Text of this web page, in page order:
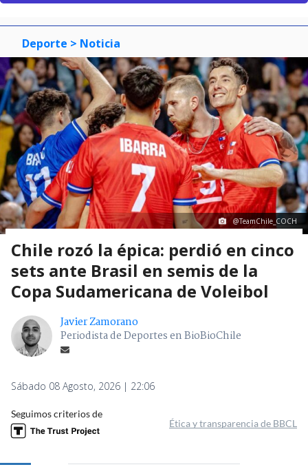
Deporte > Noticia
@TeamChile_COCH
Chile rozó la épica: perdió en cinco
sets ante Brasil en semis de la
Copa Sudamericana de Voleibol
Javier Zamorano
Periodista de Deportes en BioBioChile
Sábado 08 Agosto, 2026 | 22:06
Seguimos criterios de
Ética y transparencia de BBCL